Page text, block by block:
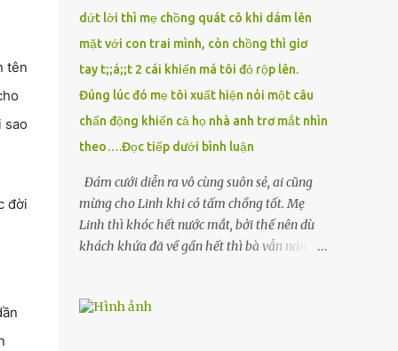
tên
sao
đời
dứt lời thì mẹ chồng quát cô khi dám lên
mặt với con trai mình, còn chồng thì giơ
tay t;;á;;t 2 cái khiến má tôi đỏ rộp lên.
Đúng lúc đó mẹ tôi xuất hiện nói một câu
chấn động khiến cả họ nhà anh trơ mắt nhìn
theo….Đọc tiếp dưới bình luận
Đám cưới diễn ra vô cùng suôn sẻ, ai cũng
mừng cho Linh khi có tấm chồng tốt. Mẹ
Linh thì khóc hết nước mắt, bởi thế nên dù
khách khứa đã về gần hết thì bà vẫn nán lại
được 1 năm thì mẹ cô sức khỏe yếu đi nên cô